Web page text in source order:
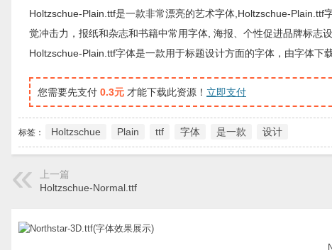
Holtzschue-Plain.ttf是一款非常漂亮的艺术字体,Holtzschue-
觉冲击力，报纸和杂志和书籍中常用字体, 海报、个性促进品牌标志
Holtzschue-Plain.ttf字体是一款用于标题设计方面的字体，由字体下
您需要先支付 0.3元 才能下载此资源！ 立即支付
标签： Holtzschue Plain ttf 字体 是一款 设计
上一篇
Holtzschue-Normal.ttf